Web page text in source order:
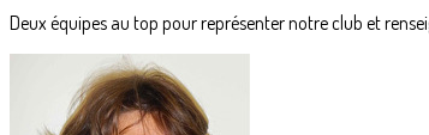
Deux équipes au top pour représenter notre club et